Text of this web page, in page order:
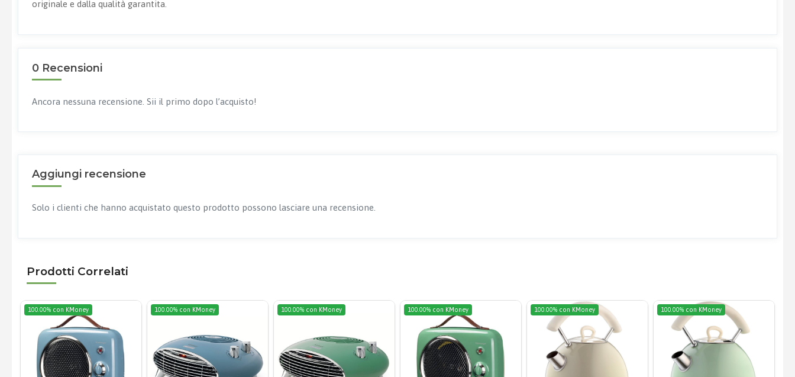
originale e dalla qualità garantita.
0 Recensioni
Ancora nessuna recensione. Sii il primo dopo l’acquisto!
Aggiungi recensione
Solo i clienti che hanno acquistato questo prodotto possono lasciare una recensione.
Prodotti Correlati
100.00% con KMoney 100.00% con KMoney 100.00% con KMoney 100.00% con KMoney 100.00% con KMoney 100.00% con KMoney